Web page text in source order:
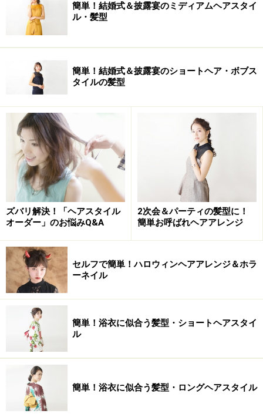
簡単！結婚式＆披露宴のミディアムヘアスタイ
ル・髪型
簡単！結婚式＆披露宴のショートヘア・ボブス
タイルの髪型
ズバリ解決！「ヘアスタイル
オーダー」のお悩みQ&A
2次会＆パーティの髪型に！
簡単お呼ばれヘアアレンジ
セルフで簡単！ハロウィンヘアアレンジ＆ホラ
ーネイル
簡単！浴衣に似合う髪型・ショートヘアスタイ
ル
簡単！浴衣に似合う髪型・ロングヘアスタイル